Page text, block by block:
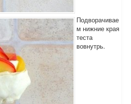
Подворачивае
м нижние края
теста
вовнутрь.